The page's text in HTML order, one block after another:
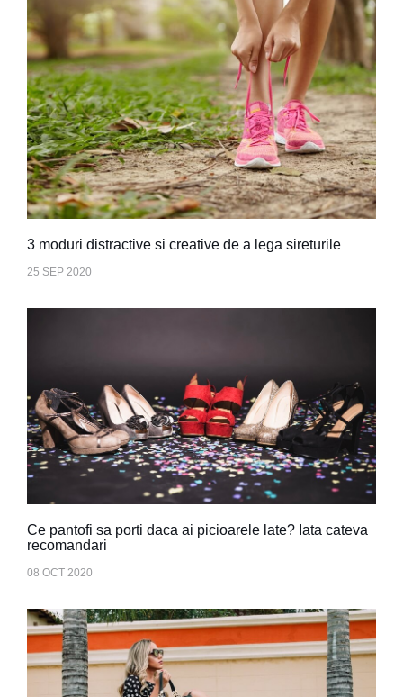
3 moduri distractive si creative de a lega sireturile
25 SEP 2020
Ce pantofi sa porti daca ai picioarele late? Iata cateva
recomandari
08 OCT 2020